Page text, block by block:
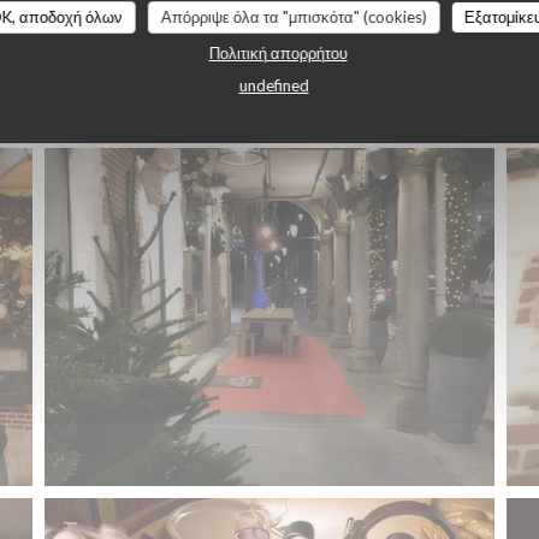
αποδοχή όλων Απόρριψε όλα τα "μπισκότα" (cookies)
Πολιτική απορρήτου
undefined